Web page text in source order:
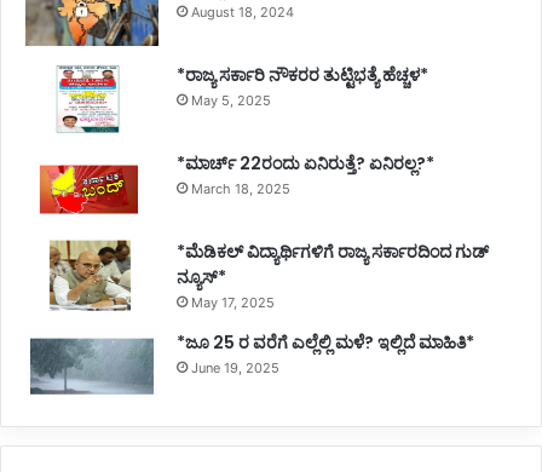
August 18, 2024
*ರಾಜ್ಯ ಸರ್ಕಾರಿ ನೌಕರರ ತುಟ್ಟಿಭತ್ಯೆ ಹೆಚ್ಚಳ*
May 5, 2025
*ಮಾರ್ಚ್ 22ರಂದು ಏನಿರುತ್ತೆ? ಏನಿರಲ್ಲ?*
March 18, 2025
*ಮೆಡಿಕಲ್ ವಿದ್ಯಾರ್ಥಿಗಳಿಗೆ ರಾಜ್ಯ ಸರ್ಕಾರದಿಂದ ಗುಡ್
ನ್ಯೂಸ್*
May 17, 2025
*ಜೂ 25 ರ ವರೆಗೆ ಎಲ್ಲೆಲ್ಲಿ ಮಳೆ? ಇಲ್ಲಿದೆ ಮಾಹಿತಿ*
June 19, 2025